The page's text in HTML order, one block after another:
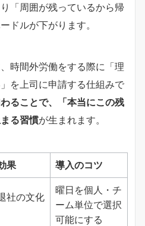
「周囲が残っているから帰
ドルが下がります。
時間外労働をする際に「理
を上司に申請する仕組みで
ることで、「本当にこの残
る習慣が生まれます。
果 導入のコツ
社の文化
曜日を個人・チ
ーム単位で選択
可能にする